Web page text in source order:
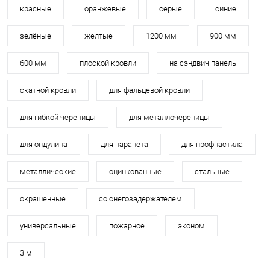
красные оранжевые серые синие
зелёные желтые 1200 мм 900 мм
600 мм плоской кровли на сэндвич панель
скатной кровли для фальцевой кровли
для гибкой черепицы для металлочерепицы
для ондулина для парапета для профнастила
металлические оцинкованные стальные
окрашенные со снегозадержателем
универсальные пожарное эконом
3 м